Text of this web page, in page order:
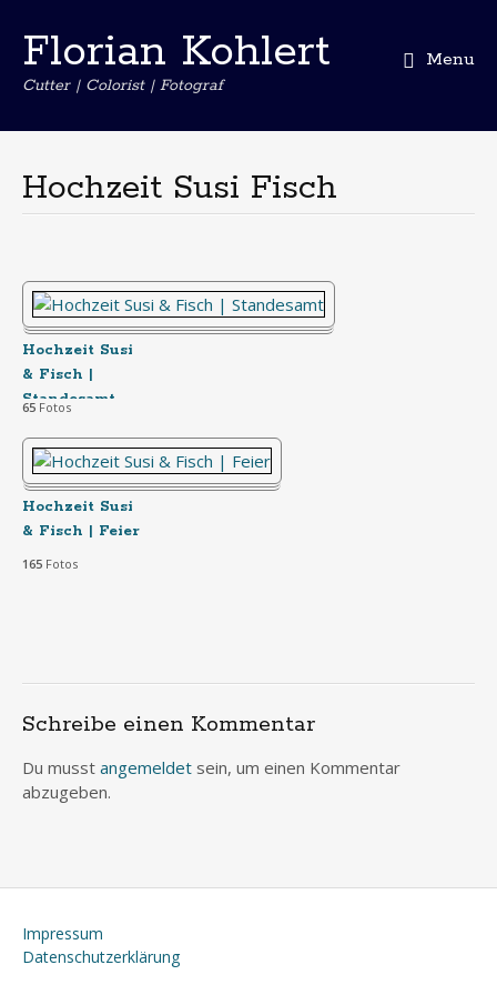
Florian Kohlert
Cutter | Colorist | Fotograf
Menu
Hochzeit Susi Fisch
Hochzeit Susi
& Fisch |
Standesamt
65 Fotos
Hochzeit Susi
& Fisch | Feier
165 Fotos
Schreibe einen Kommentar
Du musst angemeldet sein, um einen Kommentar
abzugeben.
Impressum
Datenschutzerklärung